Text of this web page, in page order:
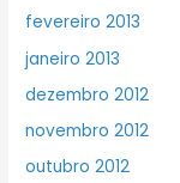
fevereiro 2013
janeiro 2013
dezembro 2012
novembro 2012
outubro 2012